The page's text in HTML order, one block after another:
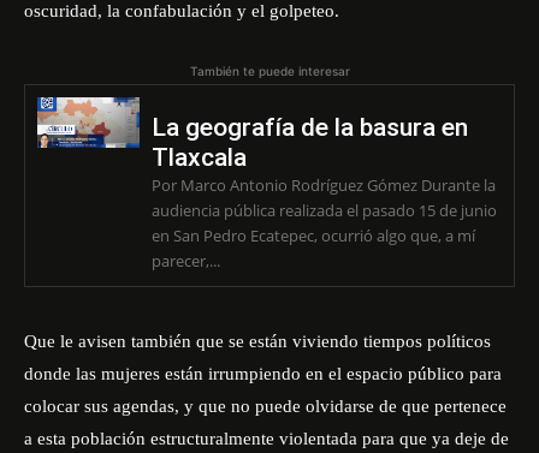
oscuridad, la confabulación y el golpeteo.
También te puede interesar
La geografía de la basura en
Tlaxcala
Por Marco Antonio Rodríguez Gómez Durante la
audiencia pública realizada el pasado 15 de junio
en San Pedro Ecatepec, ocurrió algo que, a mí
parecer,...
Que le avisen también que se están viviendo tiempos políticos
donde las mujeres están irrumpiendo en el espacio público para
colocar sus agendas, y que no puede olvidarse de que pertenece
a esta población estructuralmente violentada para que ya deje de